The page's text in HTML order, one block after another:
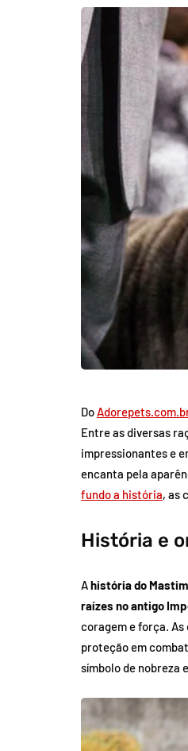
Do
Entre as diversas
impressionantes e
encanta pela
fundo a história, as
História e
Ahistória do
raízes no antigo
coragem e força.
proteção em
símbolo de nobreza